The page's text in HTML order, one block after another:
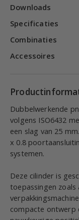
Downloads
Specificaties
Combinaties
Accessoires
Dubbelwerkende
volgens ISO6432
een slag van 25
x 0.8
systemen.
Deze cilinder is
toepassingen
compacte ontwerp